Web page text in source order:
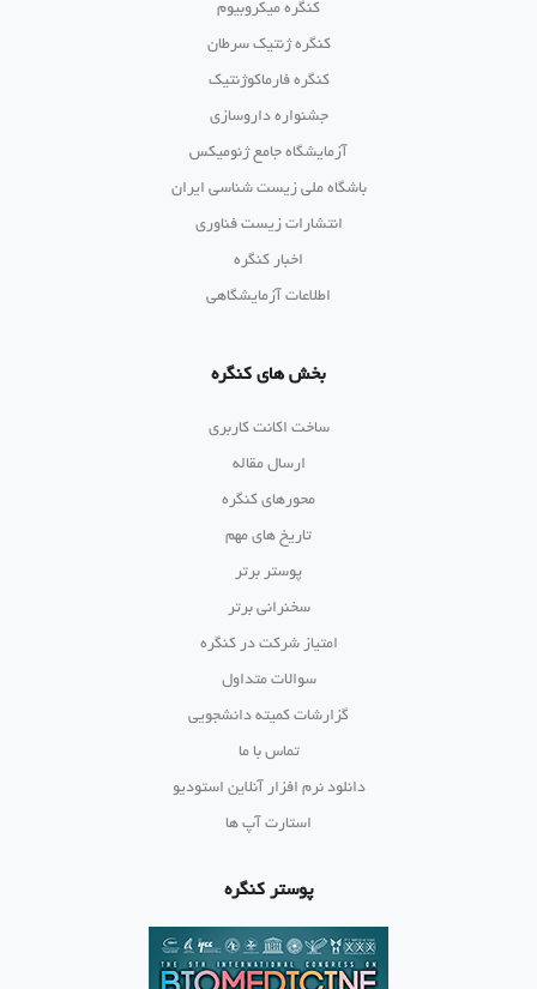
کنگره میکروبیوم
کنگره ژنتیک سرطان
کنگره فارماکوژنتیک
جشنواره داروسازی
آزمایشگاه جامع ژنومیکس
باشگاه ملی زیست شناسی ایران
انتشارات زیست فناوری
اخبار کنگره
اطلاعات آزمایشگاهی
بخش های کنگره
ساخت اکانت کاربری
ارسال مقاله
محورهای کنگره
تاریخ های مهم
پوستر برتر
سخنرانی برتر
امتیاز شرکت در کنگره
سوالات متداول
گزارشات کمیته دانشجویی
تماس با ما
دانلود نرم افزار آنلاین استودیو
استارت آپ ها
پوستر کنگره